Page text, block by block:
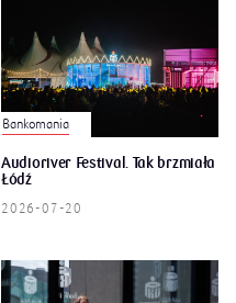
Bankomania
Audioriver Festival. Tak brzmiała
Łódź
2026-07-20